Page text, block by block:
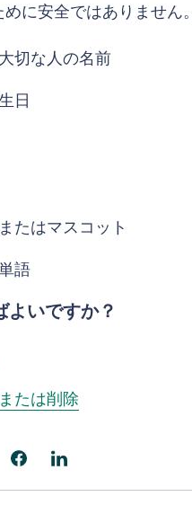
に安全ではありません
切な人の名前
日
たはマスコット
語
よいですか？
たは削除